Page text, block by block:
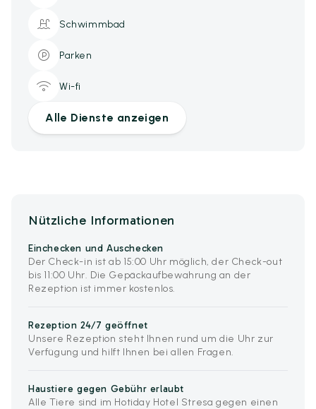
Schwimmbad
Parken
Wi-fi
Alle Dienste anzeigen
Nützliche Informationen
Einchecken und Auschecken
Der Check-in ist ab 15:00 Uhr möglich, der Check-out
bis 11:00 Uhr. Die Gepäckaufbewahrung an der
Rezeption ist immer kostenlos.
Rezeption 24/7 geöffnet
Unsere Rezeption steht Ihnen rund um die Uhr zur
Verfügung und hilft Ihnen bei allen Fragen.
Haustiere gegen Gebühr erlaubt
Alle Tiere sind im Hotiday Hotel Stresa gegen einen